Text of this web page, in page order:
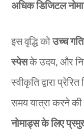
अधिक डिजिटल
इस वृद्धि कोउच्च
स्पेसके उदय, और
स्वीकृति द्वारा
समय यात्रा करने
नोमाड्स के लिए